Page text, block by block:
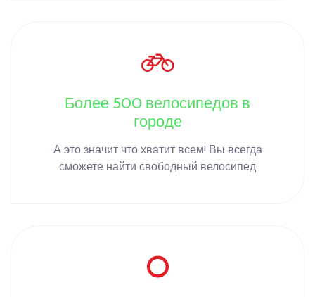
Более 500 велосипедов в
городе
А это значит что хватит всем! Вы всегда
сможете найти свободный велосипед